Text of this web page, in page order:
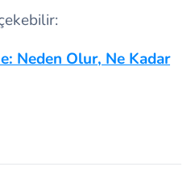
Neden Olur, Ne Kadar